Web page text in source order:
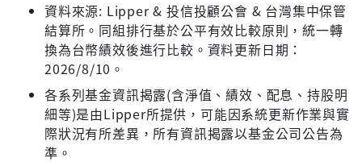
資料來源: Lipper & 投信投顧公會 & 台灣集中保管
結算所。同組排行基於公平有效比較原則，統一轉
換為台幣績效後進行比較。資料更新日期：
2026/8/10。
各系列基金資訊揭露(含淨值、績效、配息、持股明
細等)是由Lipper所提供，可能因系統更新作業與實
際狀況有所差異，所有資訊揭露以基金公司公告為
準。